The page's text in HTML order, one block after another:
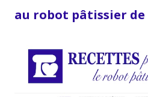
au robot pâtissier